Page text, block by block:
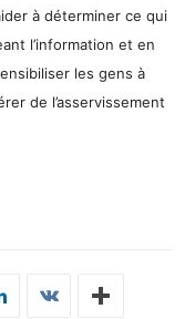
à déterminer ce qui
l’information et en
les gens à
de l’asservissement